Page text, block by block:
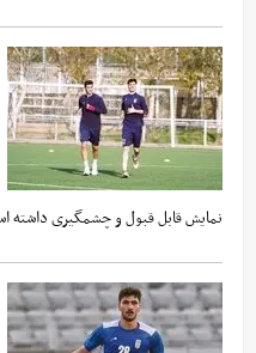
نمایش قابل قبول و چشمگیری داشته